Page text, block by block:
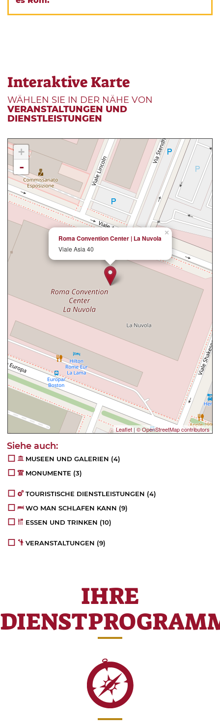
Interaktive Karte
WÄHLEN SIE IN DER NÄHE VON
VERANSTALTUNGEN UND
DIENSTLEISTUNGEN
×
Roma Convention Center | La Nuvola
Viale Asia 40
+
-
Leaflet | © OpenStreetMap contributors
MUSEEN UND GALERIEN (4)
MONUMENTE (3)
TOURISTISCHE DIENSTLEISTUNGEN (4)
WO MAN SCHLAFEN KANN (9)
ESSEN UND TRINKEN (10)
VERANSTALTUNGEN (9)
IHRE